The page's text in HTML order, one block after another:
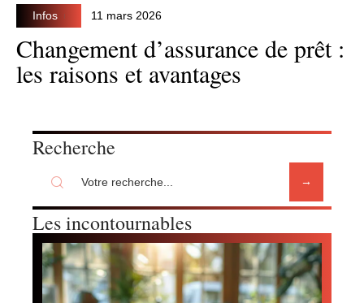
Infos 11 mars 2026
Changement d’assurance de prêt :
les raisons et avantages
Recherche
Les incontournables